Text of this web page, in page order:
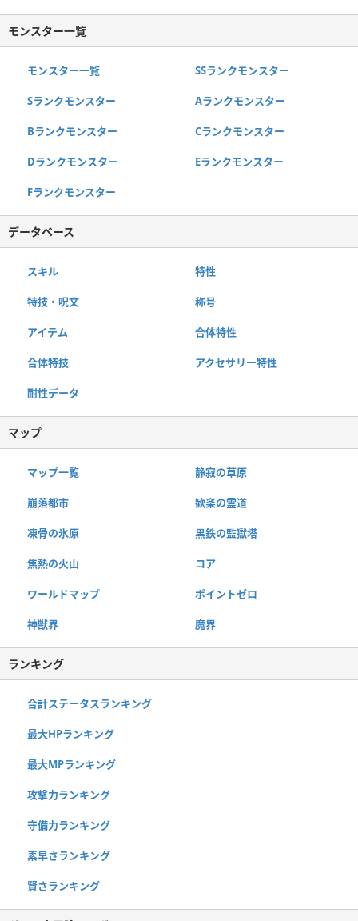
モンスター一覧
モンスター一覧 SSランクモンスター
Sランクモンスター Aランクモンスター
Bランクモンスター Cランクモンスター
Dランクモンスター Eランクモンスター
Fランクモンスター
データベース
スキル 特性
特技・呪文 称号
アイテム 合体特性
合体特技 アクセサリー特性
耐性データ
マップ
マップ一覧 静寂の草原
崩落都市 歓楽の霊道
凍骨の氷原 黒鉄の監獄塔
焦熱の火山 コア
ワールドマップ ポイントゼロ
神獣界 魔界
ランキング
合計ステータスランキング
最大HPランキング
最大MPランキング
攻撃力ランキング
守備力ランキング
素早さランキング
賢さランキング